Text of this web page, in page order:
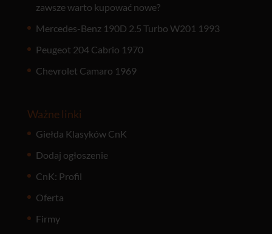
zawsze warto kupować nowe?
Mercedes-Benz 190D 2.5 Turbo W201 1993
Peugeot 204 Cabrio 1970
Chevrolet Camaro 1969
Ważne linki
Giełda Klasyków CnK
Dodaj ogłoszenie
CnK: Profil
Oferta
Firmy